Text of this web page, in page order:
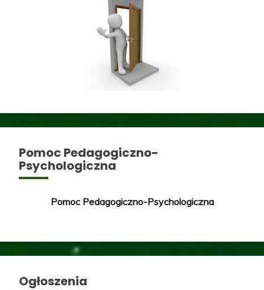
Pomoc Pedagogiczno-
Psychologiczna
Pomoc Pedagogiczno-Psychologiczna
Ogłoszenia